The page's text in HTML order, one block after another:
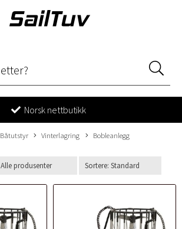
Norsk nettbutikk
Båtutstyr Vinterlagring Bobleanlegg